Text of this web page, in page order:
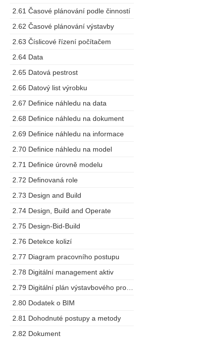
2.61 Časové plánování podle činností
2.62 Časové plánování výstavby
2.63 Číslicové řízení počítačem
2.64 Data
2.65 Datová pestrost
2.66 Datový list výrobku
2.67 Definice náhledu na data
2.68 Definice náhledu na dokument
2.69 Definice náhledu na informace
2.70 Definice náhledu na model
2.71 Definice úrovně modelu
2.72 Definovaná role
2.73 Design and Build
2.74 Design, Build and Operate
2.75 Design-Bid-Build
2.76 Detekce kolizí
2.77 Diagram pracovního postupu
2.78 Digitální management aktiv
2.80 Dodatek o BIM
2.81 Dohodnuté postupy a metody
2.82 Dokument